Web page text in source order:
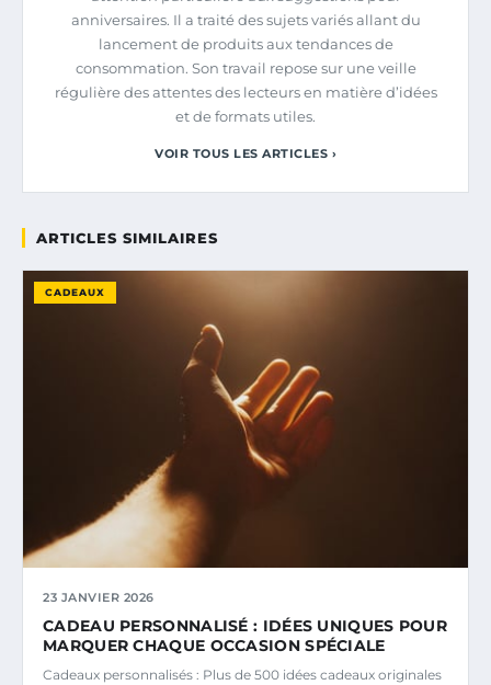
anniversaires. Il a traité des sujets variés allant du
lancement de produits aux tendances de
consommation. Son travail repose sur une veille
régulière des attentes des lecteurs en matière d’idées
et de formats utiles.
VOIR TOUS LES ARTICLES ›
ARTICLES SIMILAIRES
CADEAUX
23 JANVIER 2026
CADEAU PERSONNALISÉ : IDÉES UNIQUES POUR
MARQUER CHAQUE OCCASION SPÉCIALE
Cadeaux personnalisés : Plus de 500 idées cadeaux originales